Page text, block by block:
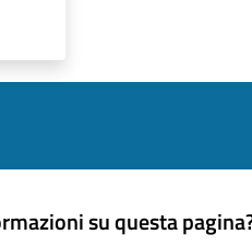
su questa